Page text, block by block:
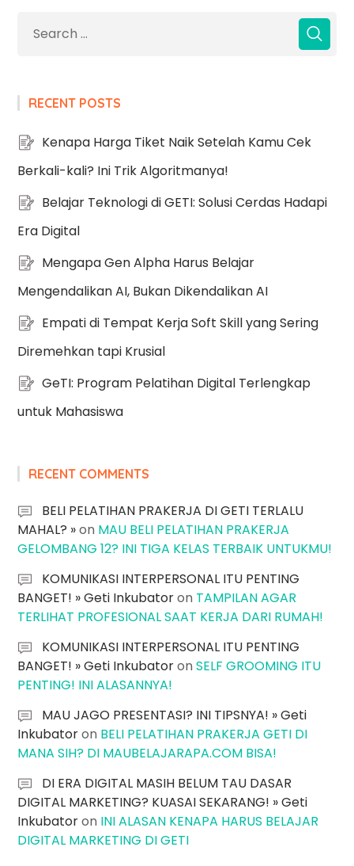
RECENT POSTS
Kenapa Harga Tiket Naik Setelah Kamu Cek
Berkali-kali? Ini Trik Algoritmanya!
Belajar Teknologi di GETI: Solusi Cerdas Hadapi
Era Digital
Mengapa Gen Alpha Harus Belajar
Mengendalikan AI, Bukan Dikendalikan AI
Empati di Tempat Kerja Soft Skill yang Sering
Diremehkan tapi Krusial
GeTI: Program Pelatihan Digital Terlengkap
untuk Mahasiswa
RECENT COMMENTS
BELI PELATIHAN PRAKERJA DI GETI TERLALU
MAHAL? »on MAU BELI PELATIHAN PRAKERJA
GELOMBANG 12? INI TIGA KELAS TERBAIK UNTUKMU!
KOMUNIKASI INTERPERSONAL ITU PENTING
BANGET! » Geti Inkubatoron TAMPILAN AGAR
TERLIHAT PROFESIONAL SAAT KERJA DARI RUMAH!
KOMUNIKASI INTERPERSONAL ITU PENTING
BANGET! » Geti InkubatoronSELF GROOMING ITU
PENTING! INI ALASANNYA!
MAU JAGO PRESENTASI? INI TIPSNYA! » Geti
Inkubatoron BELI PELATIHAN PRAKERJA GETI DI
MANA SIH? DI MAUBELAJARAPA.COM BISA!
DI ERA DIGITAL MASIH BELUM TAU DASAR
DIGITAL MARKETING? KUASAI SEKARANG! » Geti
Inkubatoron INI ALASAN KENAPA HARUS BELAJAR
DIGITAL MARKETING DI GETI